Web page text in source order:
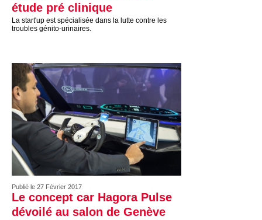
étude pré clinique
La start'up est spécialisée dans la lutte contre les
troubles génito-urinaires.
Publié le 27 Février 2017
Le concept car Hagora Pulse
dévoilé au salon de Genève